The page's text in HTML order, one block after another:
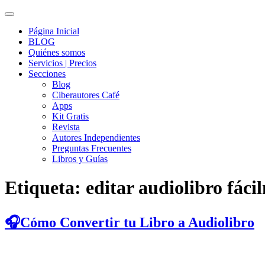
Página Inicial
BLOG
Quiénes somos
Servicios | Precios
Secciones
Blog
Ciberautores Café
Apps
Kit Gratis
Revista
Autores Independientes
Preguntas Frecuentes
Libros y Guías
Etiqueta: editar audiolibro
🎧Cómo Convertir tu Libro a Audiolibro